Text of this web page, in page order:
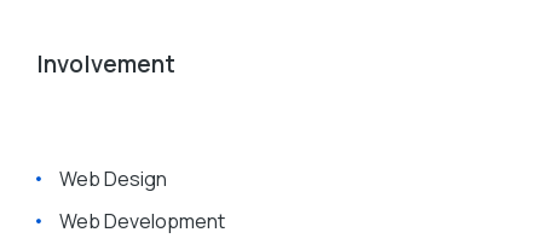
Involvement
Web Design
Web Development